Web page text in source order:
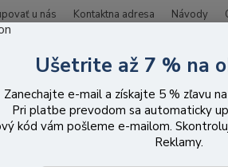
u nás Kontaktna adresa Návody
zásuvky, zástrčky Ručné náradie
Ušetrite až 7 % na
Zanechajte e-mail a získajte 5 % zľavu
Pri platbe prevodom sa automaticky
kód vám pošleme e-mailom.
Reklamy.